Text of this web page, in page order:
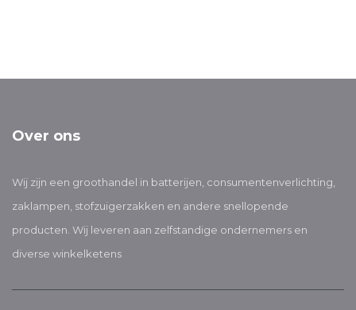
Over ons
Wij zijn een groothandel in batterijen, consumentenverlichting,
zaklampen, stofzuigerzakken en andere snellopende
producten. Wij leveren aan zelfstandige ondernemers en
diverse winkelketens